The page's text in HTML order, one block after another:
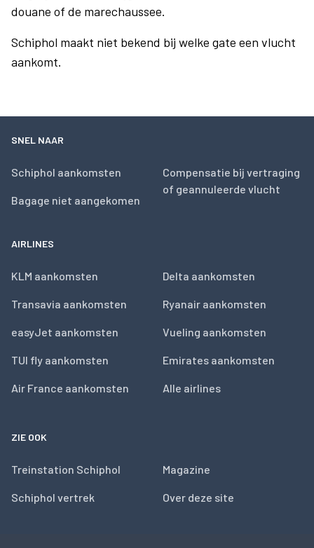
douane of de marechaussee.
Schiphol maakt niet bekend bij welke gate een vlucht
aankomt.
SNEL NAAR
Schiphol aankomsten
Bagage niet aangekomen
Compensatie bij vertraging
of geannuleerde vlucht
AIRLINES
KLM aankomsten
Transavia aankomsten
easyJet aankomsten
TUI fly aankomsten
Air France aankomsten
Delta aankomsten
Ryanair aankomsten
Vueling aankomsten
Emirates aankomsten
Alle airlines
ZIE OOK
Treinstation Schiphol
Schiphol vertrek
Magazine
Over deze site